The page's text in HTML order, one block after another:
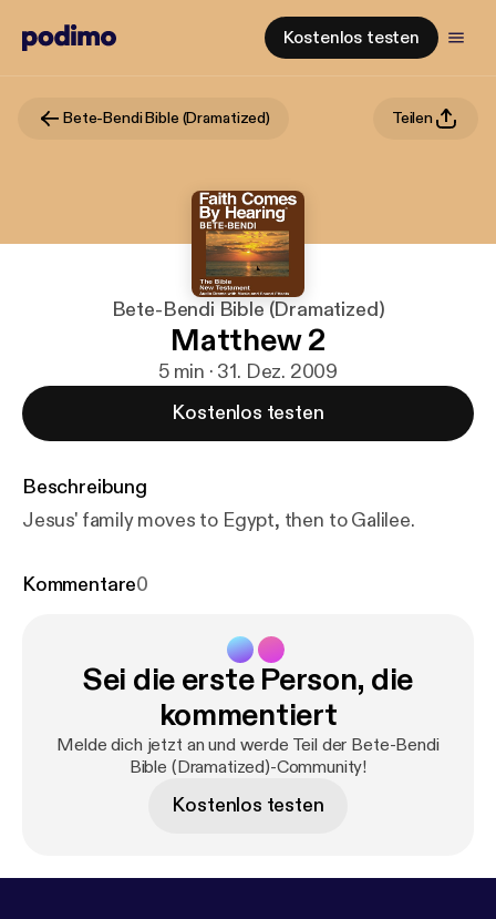
Kostenlos testen
Bete-Bendi Bible (Dramatized) Teilen
Bete-Bendi Bible (Dramatized)
Matthew 2
5 min · 31. Dez. 2009
Kostenlos testen
Beschreibung
Jesus' family moves to Egypt, then to Galilee.
Kommentare0
Sei die erste Person, die
kommentiert
Melde dich jetzt an und werde Teil der Bete-Bendi
Bible (Dramatized)-Community!
Kostenlos testen